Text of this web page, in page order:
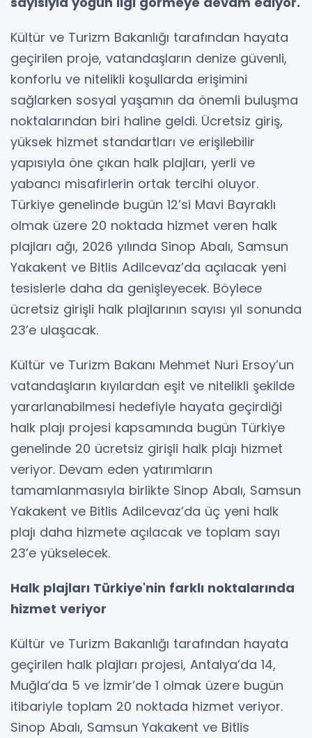
Kültür ve Turizm Bakanlığı tarafından hayata
geçirilen proje, vatandaşların denize güvenli,
konforlu ve nitelikli koşullarda erişimini
sağlarken sosyal yaşamın da önemli buluşma
noktalarından biri haline geldi. Ücretsiz giriş,
yüksek hizmet standartları ve erişilebilir
yapısıyla öne çıkan halk plajları, yerli ve
yabancı misafirlerin ortak tercihi oluyor.
Türkiye genelinde bugün 12’si Mavi Bayraklı
olmak üzere 20 noktada hizmet veren halk
plajları ağı, 2026 yılında Sinop Abalı, Samsun
Yakakent ve Bitlis Adilcevaz’da açılacak yeni
tesislerle daha da genişleyecek. Böylece
ücretsiz girişli halk plajlarının sayısı yıl sonunda
23’e ulaşacak.
Kültür ve Turizm Bakanı Mehmet Nuri Ersoy’un
vatandaşların kıyılardan eşit ve nitelikli şekilde
yararlanabilmesi hedefiyle hayata geçirdiği
halk plajı projesi kapsamında bugün Türkiye
genelinde 20 ücretsiz girişli halk plajı hizmet
veriyor. Devam eden yatırımların
tamamlanmasıyla birlikte Sinop Abalı, Samsun
Yakakent ve Bitlis Adilcevaz’da üç yeni halk
plajı daha hizmete açılacak ve toplam sayı
23’e yükselecek.
Halk plajları Türkiye'nin farklı noktalarında
hizmet veriyor
Kültür ve Turizm Bakanlığı tarafından hayata
geçirilen halk plajları projesi, Antalya’da 14,
Muğla’da 5 ve İzmir’de 1 olmak üzere bugün
itibariyle toplam 20 noktada hizmet veriyor.
Sinop Abalı, Samsun Yakakent ve Bitlis